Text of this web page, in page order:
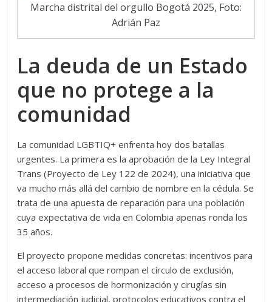
Marcha distrital del orgullo Bogotá 2025, Foto:
Adrián Paz
La deuda de un Estado
que no protege a la
comunidad
La comunidad LGBTIQ+ enfrenta hoy dos batallas
urgentes. La primera es la aprobación de la Ley Integral
Trans (Proyecto de Ley 122 de 2024), una iniciativa que
va mucho más allá del cambio de nombre en la cédula. Se
trata de una apuesta de reparación para una población
cuya expectativa de vida en Colombia apenas ronda los
35 años.
El proyecto propone medidas concretas: incentivos para
el acceso laboral que rompan el círculo de exclusión,
acceso a procesos de hormonización y cirugías sin
intermediación judicial, protocolos educativos contra el